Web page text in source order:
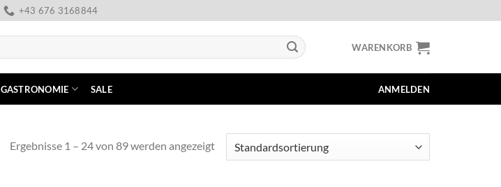
+43 676 3168844
WARENKORB
GASTRONOMIE SALE ANMELDEN
Ergebnisse 1 – 24 von 89 werden angezeigt